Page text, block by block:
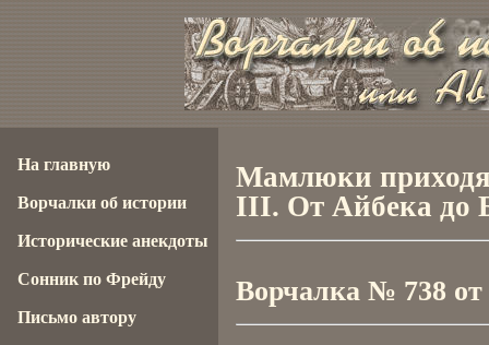
Мамлюки
III. От Айбека до
Ворчалка № 738 от
На главную
Ворчалки об истории
Исторические анекдоты
Сонник по Фрейду
Письмо автору